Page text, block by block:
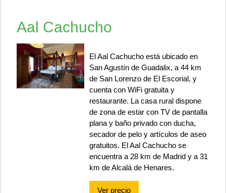
Aal Cachucho
El Aal Cachucho está ubicado en
San Agustín de Guadalix, a 44 km
de San Lorenzo de El Escorial, y
cuenta con WiFi gratuita y
restaurante. La casa rural dispone
de zona de estar con TV de pantalla
plana y baño privado con ducha,
secador de pelo y artículos de aseo
gratuitos. El Aal Cachucho se
encuentra a 28 km de Madrid y a 31
km de Alcalá de Henares.
Ver precio